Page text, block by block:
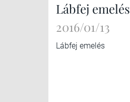
Lábfej emelés
2016/01/13
Lábfej emelés